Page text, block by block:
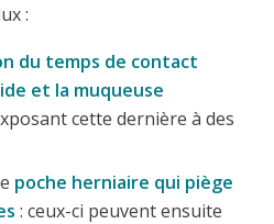
:
du temps de contact
et la muqueuse
cette dernière à des
poche herniaire qui piège
: ceux-ci peuvent ensuite